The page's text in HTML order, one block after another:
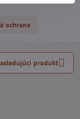
ochrana
produkt